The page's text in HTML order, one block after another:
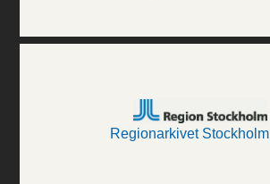
Regionarkivet Stockholm